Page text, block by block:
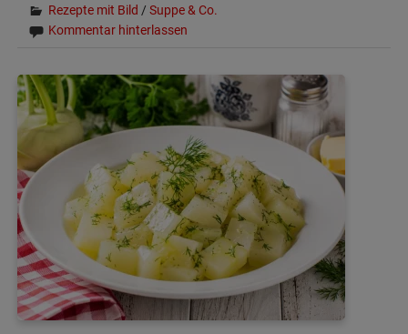
Rezepte mit Bild /Suppe & Co.
Kommentar hinterlassen